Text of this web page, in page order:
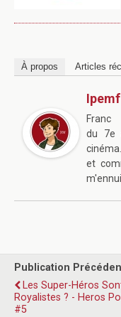
À propos Articles
Ipemf
Franc
du 7e
et
Publication
Les Super-Héros
Royalistes ? - Heros
#5